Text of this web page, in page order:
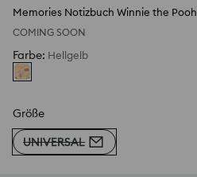
Memories Notizbuch Winnie the Pooh
COMING SOON
Farbe: Hellgelb
Größe
UNIVERSAL